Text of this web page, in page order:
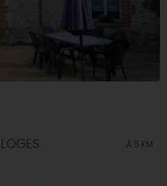
À 5 KM